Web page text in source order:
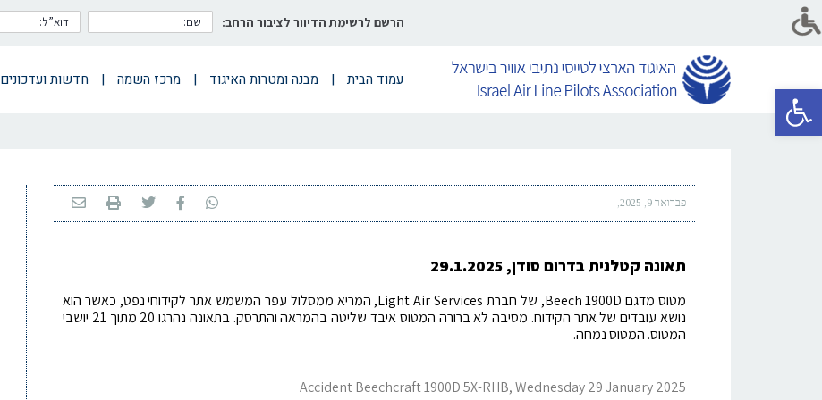
פתח סרגל נגישות
הרשם לרשימת הדיוור לציבור הרחב:
עמוד הבית | מבנה ומטרות האיגוד | מרכז השמה | חדשות ועדכונים
פברואר 9, 2025
תאונה קטלנית בדרום סודן, 29.1.2025
מטוס מדגם Beech 1900D, של חברת Light Air Services, המריא ממסלול עפר המשמש אתר לקידוחי נפט, כאשר הוא
נושא עובדים של אתר הקידוח. מסיבה לא ברורה המטוס איבד שליטה בהמראה והתרסק. בתאונה נהרגו 20 מתוך 21 יושבי
המטוס. המטוס נמחה.
Accident Beechcraft 1900D 5X-RHB, Wednesday 29 January 2025